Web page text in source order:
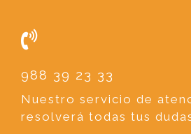
988 39 23 33
Nuestro servicio de
resolverá todas tus